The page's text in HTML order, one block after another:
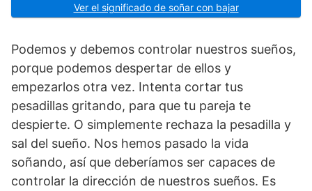
Ver el significado de soñar con bajar
Podemos y debemos controlar nuestros sueños,
porque podemos despertar de ellos y
empezarlos otra vez. Intenta cortar tus
pesadillas gri­tando, para que tu pareja te
despierte. O simplemente rechaza la pesadilla y
sal del sueño. Nos hemos pasado la vida
soñando, así que deberíamos ser capaces de
controlar la dirección de nuestros sueños. Es